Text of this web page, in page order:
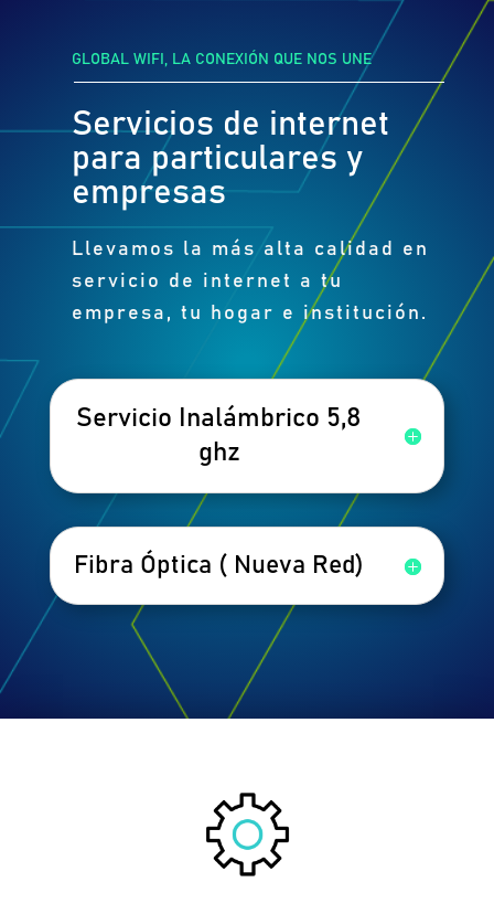
GLOBAL WIFI, LA CONEXIÓN QUE NOS UNE
Servicios de internet
para particulares y
empresas
Llevamos la más alta calidad en
servicio de internet a tu
empresa, tu hogar e institución.
Servicio Inalámbrico 5,8
ghz
Fibra Óptica ( Nueva Red)